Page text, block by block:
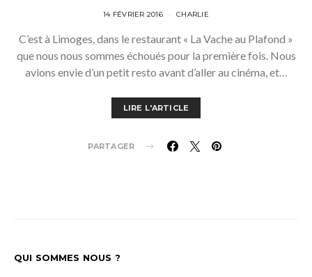
14 FÉVRIER 2016 CHARLIE
C’est à Limoges, dans le restaurant « La Vache au Plafond »
que nous nous sommes échoués pour la première fois. Nous
avions envie d’un petit resto avant d’aller au cinéma, et…
LIRE L'ARTICLE
PARTAGER
QUI SOMMES NOUS ?